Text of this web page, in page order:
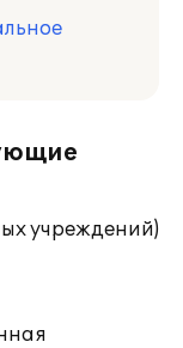
учреждений)